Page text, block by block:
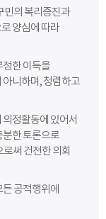
민의 복리증진과
양심에 따라
정한 이득을
니하며, 청렴하고
정활동에 있어서
분한 토론으로
써 건전한 의회
공적행위에